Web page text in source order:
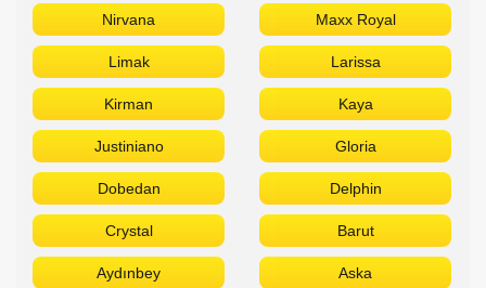
Nirvana Maxx Royal
Limak Larissa
Kirman Kaya
Justiniano Gloria
Dobedan Delphin
Crystal Barut
Aydınbey Aska